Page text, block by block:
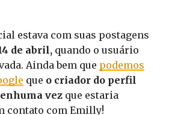
estava com suas postagens
de abril,quando o usuário
Ainda bem que podemos
que o criador do perfil
vezque estaria
contato com Emilly!